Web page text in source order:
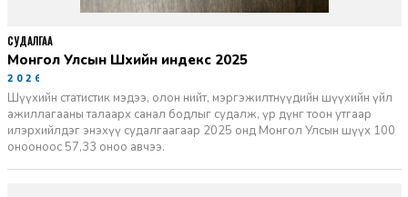
Монгол Улсын Шүүхийн индекс 2025
2026-06-11
Шүүхийн статистик мэдээ, олон нийт, мэргэжилтнүүдийн шүүхийн үйл
ажиллагааны талаарх санал бодлыг судалж, үр дүнг тоон утгаар
илэрхийлдэг энэхүү судалгаагаар 2025 онд Монгол Улсын шүүх 100
онооноос 57,33 оноо авчээ.
СУДАЛГАА